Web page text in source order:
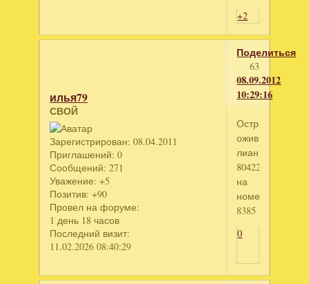
+2
Поделиться
63
08.09.2012
10:29:16
илья79
СВОЙ
Зарегистрирован: 08.04.2011
Приглашений: 0
Сообщений: 271
Уважение: +5
Позитив: +90
Провел на форуме:
1 день 18 часов
Последний визит:
11.02.2026 08:40:29
Остров
оживших
лиан
804226348
на
номер
8385
0